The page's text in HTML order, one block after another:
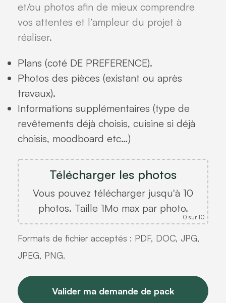
et/ou photos afin de mieux comprendre
vos attentes et l’ampleur du projet à
réaliser.
Plans (coté DE PREFERENCE).
Photos des pièces (existant ou après
travaux).
Informations supplémentaires (type de
revêtements déjà choisis, cuisine si déjà
choisis, moodboard etc…)
Télécharger les photos
Vous pouvez télécharger jusqu'à 10
photos. Taille 1Mo max par photo.
0 sur 10
Formats de fichier acceptés : PDF, DOC, JPG,
JPEG, PNG.